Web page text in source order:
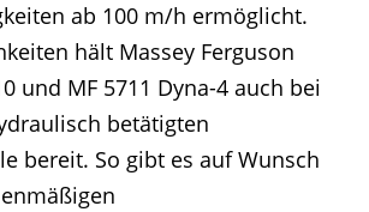
ab 100 m/h ermöglicht.
hält Massey Ferguson
und MF 5711 Dyna-4 auch bei
betätigten
bereit. So gibt es auf Wunsch